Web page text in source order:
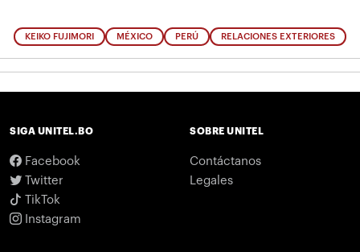
KEIKO FUJIMORI MÉXICO PERÚ RELACIONES EXTERIORES
SIGA UNITEL.BO
Facebook
Twitter
TikTok
Instagram
SOBRE UNITEL
Contáctanos
Legales